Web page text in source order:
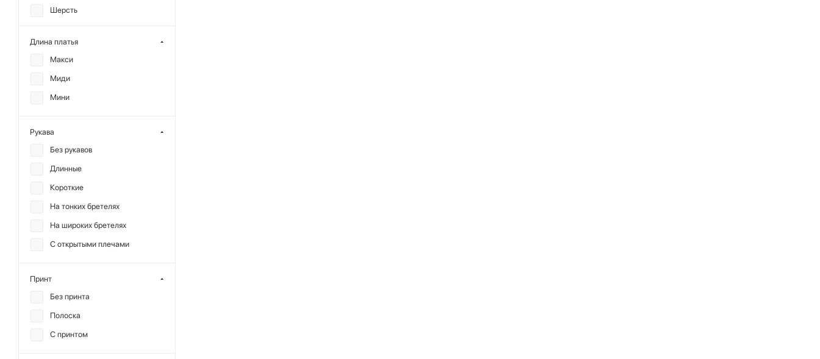
Шерсть
Длина платья
Макси
Миди
Мини
Рукава
Без рукавов
Длинные
Короткие
На тонких бретелях
На широких бретелях
С открытыми плечами
Принт
Без принта
Полоска
С принтом